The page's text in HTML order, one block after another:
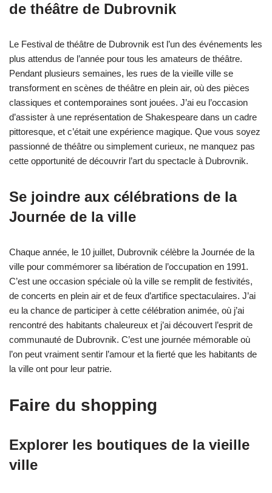
de théâtre de Dubrovnik
Le Festival de théâtre de Dubrovnik est l’un des événements les
plus attendus de l’année pour tous les amateurs de théâtre.
Pendant plusieurs semaines, les rues de la vieille ville se
transforment en scènes de théâtre en plein air, où des pièces
classiques et contemporaines sont jouées. J’ai eu l’occasion
d’assister à une représentation de Shakespeare dans un cadre
pittoresque, et c’était une expérience magique. Que vous soyez
passionné de théâtre ou simplement curieux, ne manquez pas
cette opportunité de découvrir l’art du spectacle à Dubrovnik.
Se joindre aux célébrations de la
Journée de la ville
Chaque année, le 10 juillet, Dubrovnik célèbre la Journée de la
ville pour commémorer sa libération de l’occupation en 1991.
C’est une occasion spéciale où la ville se remplit de festivités,
de concerts en plein air et de feux d’artifice spectaculaires. J’ai
eu la chance de participer à cette célébration animée, où j’ai
rencontré des habitants chaleureux et j’ai découvert l’esprit de
communauté de Dubrovnik. C’est une journée mémorable où
l’on peut vraiment sentir l’amour et la fierté que les habitants de
la ville ont pour leur patrie.
Faire du shopping
Explorer les boutiques de la vieille
ville